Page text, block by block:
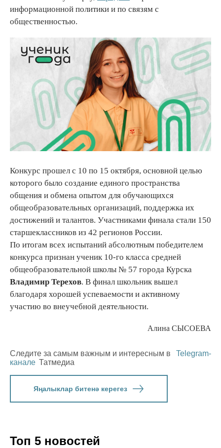
информационной политики и по связям с
общественностью.
Конкурс прошел с 10 по 15 октября, основной целью
которого было создание единого пространства
общения и обмена опытом для обучающихся
общеобразовательных организаций, поддержка их
достижений и талантов. Участниками финала стали 150
старшеклассников из 42 регионов России.
По итогам всех испытаний абсолютным победителем
конкурса признан ученик 10-го класса средней
общеобразовательной школы № 57 города Курска
Владимир Терехов. В финал школьник вышел
благодаря хорошей успеваемости и активному
участию во внеучебной деятельности.
Алина СЫСОЕВА
Следите за самым важным и интересным в
Telegram-
канале Татмедиа
Яңалыклар битенә керегез
Топ 5 новостей